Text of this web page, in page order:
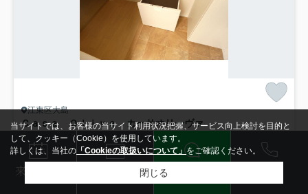
江東区大島
Ｃａｓａ Ｏｌｉｖａ カーサオリーヴァ
- 管理/共益費4,000円
/築7年 /3階建
都営新宿線「西大島」駅 徒歩26分
駐輪場 外観タイル張り
来店予約
当サイトでは、お客様の当サイト利用状況把握、サービス向上検討を目的と
して、クッキー（Cookie）を使用しています。
詳しくは、当社の 「Cookieの取扱いについて」をご確認ください。
閉じる